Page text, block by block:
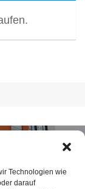
Technologien wie
darauf